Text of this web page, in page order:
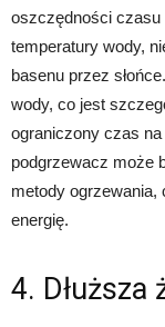
oszczędności czasu
temperatury wody,
basenu przez
wody, co jest
ograniczony czas
podgrzewacz może
metody ogrzewania,
energię.
4. Dłuższa